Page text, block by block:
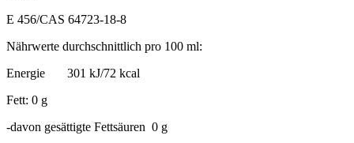
E 456/CAS 64723-18-8
Nährwerte durchschnittlich pro 100 ml:
Energie 301 kJ/72 kcal
Fett: 0 g
-davon gesättigte Fettsäuren 0 g